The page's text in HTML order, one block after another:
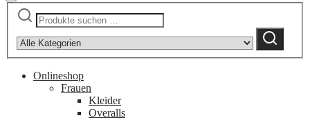
Suchen
nach:
category:
Suchen
Onlineshop
Frauen
Kleider
Overalls